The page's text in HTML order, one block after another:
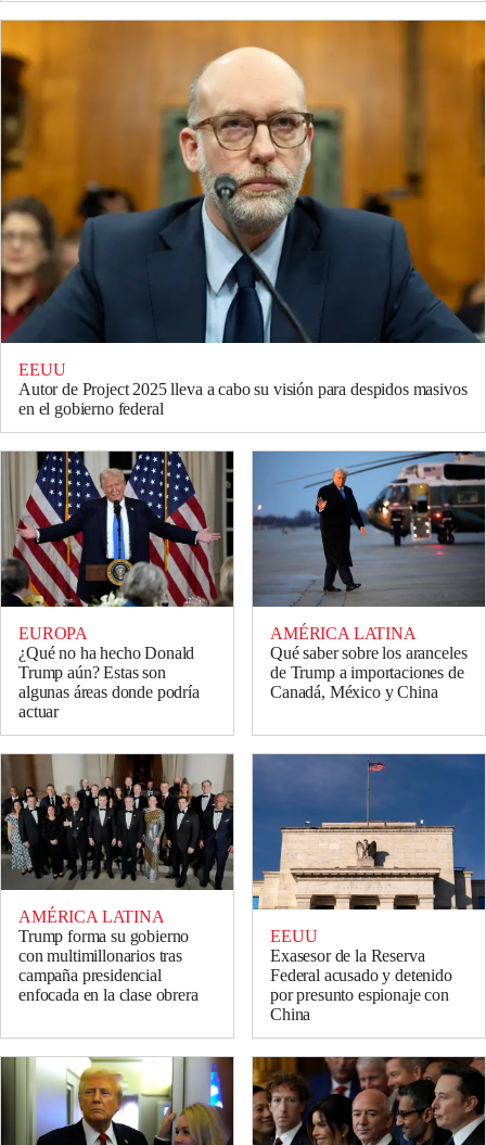
EEUU
Autor de Project 2025 lleva a cabo su visión para despidos masivos
en el gobierno federal
EUROPA
¿Qué no ha hecho Donald
Trump aún? Estas son
algunas áreas donde podría
actuar
AMÉRICA LATINA
Qué saber sobre los aranceles
de Trump a importaciones de
Canadá, México y China
AMÉRICA LATINA
Trump forma su gobierno
con multimillonarios tras
campaña presidencial
enfocada en la clase obrera
EEUU
Exasesor de la Reserva
Federal acusado y detenido
por presunto espionaje con
China